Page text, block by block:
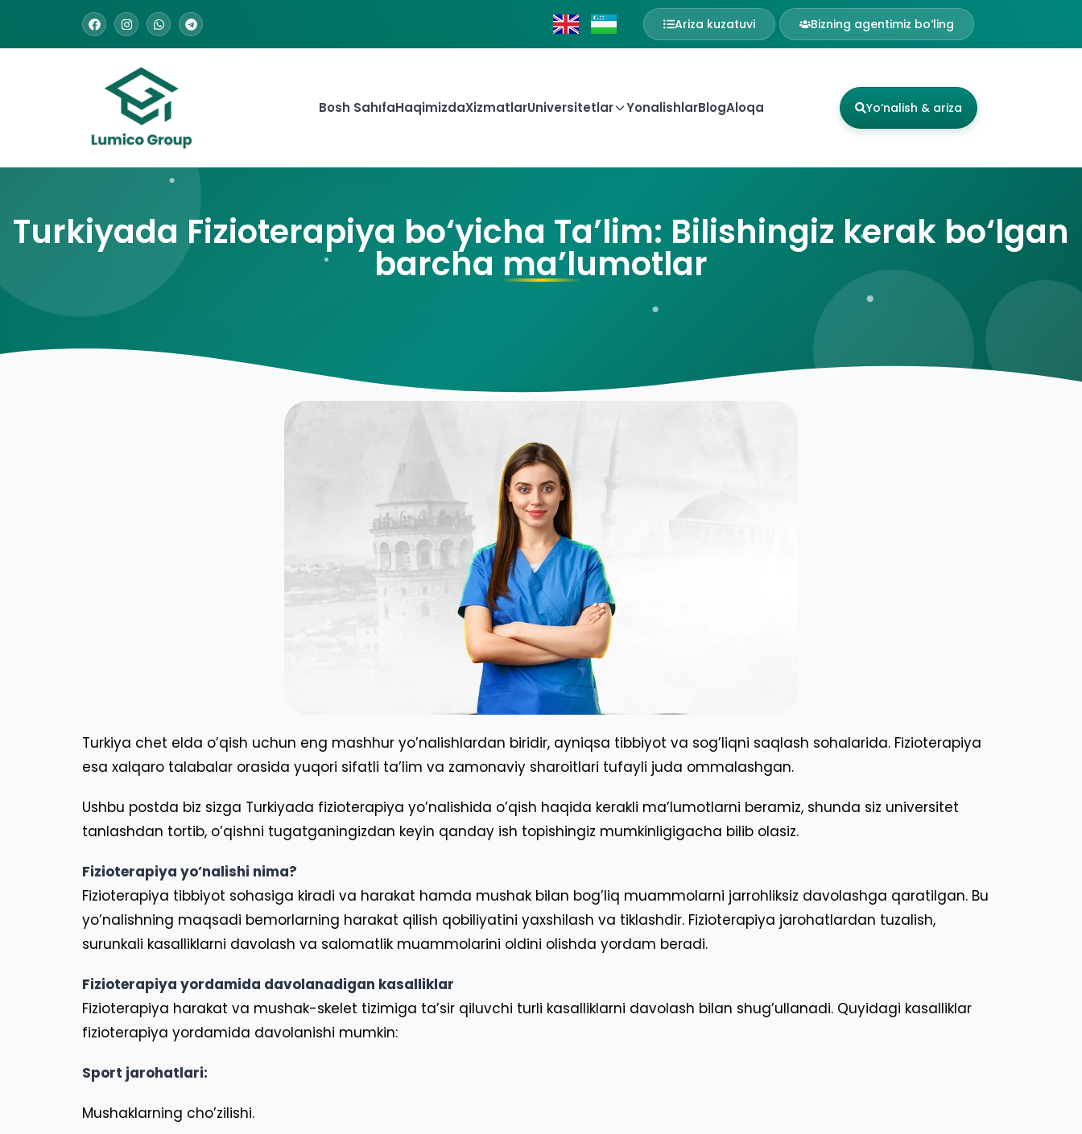
Ariza kuzatuvi Bizning agentimiz bo‘ling
Bosh SahıfaHaqimizdaXizmatlarUniversitetlar YonalishlarBlogAloqa Yo‘nalish & ariza
Turkiyada Fizioterapiya bo‘yicha Ta’lim: Bilishingiz kerak bo‘lgan
barcha ma’lumotlar
Turkiya chet elda o’qish uchun eng mashhur yo’nalishlardan biridir, ayniqsa tibbiyot va sog’liqni saqlash sohalarida. Fizioterapiya
esa xalqaro talabalar orasida yuqori sifatli ta’lim va zamonaviy sharoitlari tufayli juda ommalashgan.
Ushbu postda biz sizga Turkiyada fizioterapiya yo’nalishida o’qish haqida kerakli ma’lumotlarni beramiz, shunda siz universitet
tanlashdan tortib, o’qishni tugatganingizdan keyin qanday ish topishingiz mumkinligigacha bilib olasiz.
Fizioterapiya yo’nalishi nima?
Fizioterapiya tibbiyot sohasiga kiradi va harakat hamda mushak bilan bog’liq muammolarni jarrohliksiz davolashga qaratilgan. Bu
yo’nalishning maqsadi bemorlarning harakat qilish qobiliyatini yaxshilash va tiklashdir. Fizioterapiya jarohatlardan tuzalish,
surunkali kasalliklarni davolash va salomatlik muammolarini oldini olishda yordam beradi.
Fizioterapiya yordamida davolanadigan kasalliklar
Fizioterapiya harakat va mushak-skelet tizimiga ta’sir qiluvchi turli kasalliklarni davolash bilan shug’ullanadi. Quyidagi kasalliklar
fizioterapiya yordamida davolanishi mumkin:
Sport jarohatlari:
Mushaklarning cho’zilishi.